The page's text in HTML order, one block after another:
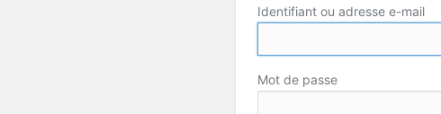
Identifiant ou adresse e-mail
Mot de passe